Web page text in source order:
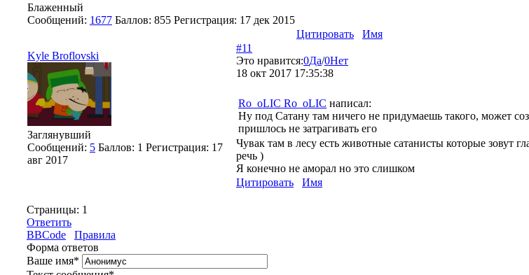
Блаженный
Сообщений: 1677 Баллов: 855 Регистрация: 17 дек 2015
Цитировать
Имя
Kyle Broflovski
Заглянувший
Сообщений: 5 Баллов: 1 Регистрация: 17
авг 2017
#11
Это нравится:0Да/0Нет
18 окт 2017 17:35:38
Ro_oLIC Ro_oLIC написал:
Ну под Сатану там ничего не придумаешь такого, может
пришлось не затрагивать его
Чувак там в лесу есть животные сатанисты которые зовут
речь )
Я конечно не аморал но это слишком
Цитировать
Имя
Страницы: 1
Ответить
BBCode
Правила
Форма ответов
Ваше имя*